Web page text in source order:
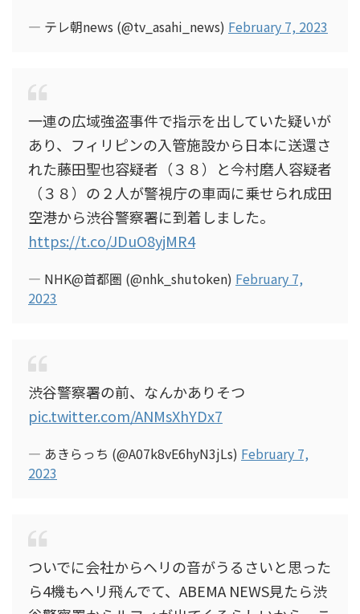
— テレ朝news (@tv_asahi_news) February 7, 2023
一連の広域強盗事件で指示を出していた疑いが
あり、フィリピンの入管施設から日本に送還さ
れた藤田聖也容疑者（３８）と今村磨人容疑者
（３８）の２人が警視庁の車両に乗せられ成田
空港から渋谷警察署に到着しました。
https://t.co/JDuO8yjMR4
— NHK@首都圏 (@nhk_shutoken) February 7,
2023
渋谷警察署の前、なんかありそつ
pic.twitter.com/ANMsXhYDx7
— あきらっち (@A07k8vE6hyN3jLs) February 7,
2023
ついでに会社からヘリの音がうるさいと思った
ら4機もヘリ飛んでて、ABEMA NEWS見たら渋